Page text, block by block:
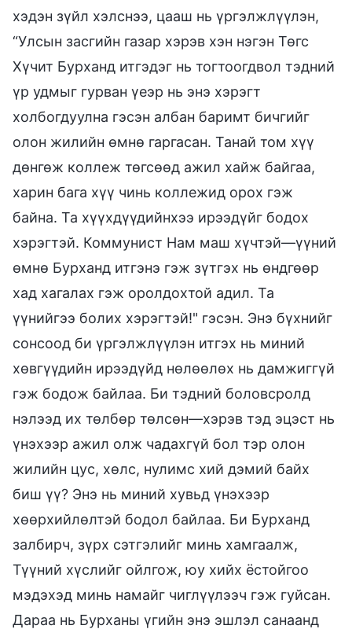
хэдэн зүйл хэлснээ, цааш нь үргэлжлүүлэн,
“Улсын засгийн газар хэрэв хэн нэгэн Төгс
Хүчит Бурханд итгэдэг нь тогтоогдвол тэдний
үр удмыг гурван үеэр нь энэ хэрэгт
холбогдуулна гэсэн албан баримт бичгийг
олон жилийн өмнө гаргасан. Танай том хүү
дөнгөж коллеж төгсөөд ажил хайж байгаа,
харин бага хүү чинь коллежид орох гэж
байна. Та хүүхдүүдийнхээ ирээдүйг бодох
хэрэгтэй. Коммунист Нам маш хүчтэй—үүний
өмнө Бурханд итгэнэ гэж зүтгэх нь өндгөөр
хад хагалах гэж оролдохтой адил. Та
үүнийгээ болих хэрэгтэй!" гэсэн. Энэ бүхнийг
сонсоод би үргэлжлүүлэн итгэх нь миний
хөвгүүдийн ирээдүйд нөлөөлөх нь дамжиггүй
гэж бодож байлаа. Би тэдний боловсролд
нэлээд их төлбөр төлсөн—хэрэв тэд эцэст нь
үнэхээр ажил олж чадахгүй бол тэр олон
жилийн цус, хөлс, нулимс хий дэмий байх
биш үү? Энэ нь миний хувьд үнэхээр
хөөрхийлөлтэй бодол байлаа. Би Бурханд
залбирч, зүрх сэтгэлийг минь хамгаалж,
Түүний хүслийг ойлгож, юу хийх ёстойгоо
мэдэхэд минь намайг чиглүүлээч гэж гуйсан.
Дараа нь Бурханы үгийн энэ эшлэл санаанд